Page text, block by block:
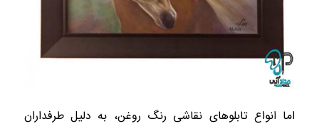
اما انواع تابلوهای نقاشی رنگ روغن، به دلیل طرفداران